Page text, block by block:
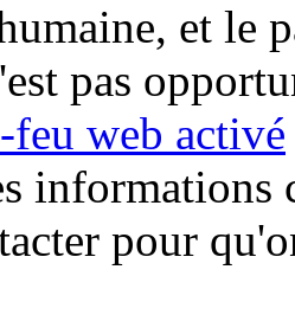
et le
pas
feu web activé
informations
pour